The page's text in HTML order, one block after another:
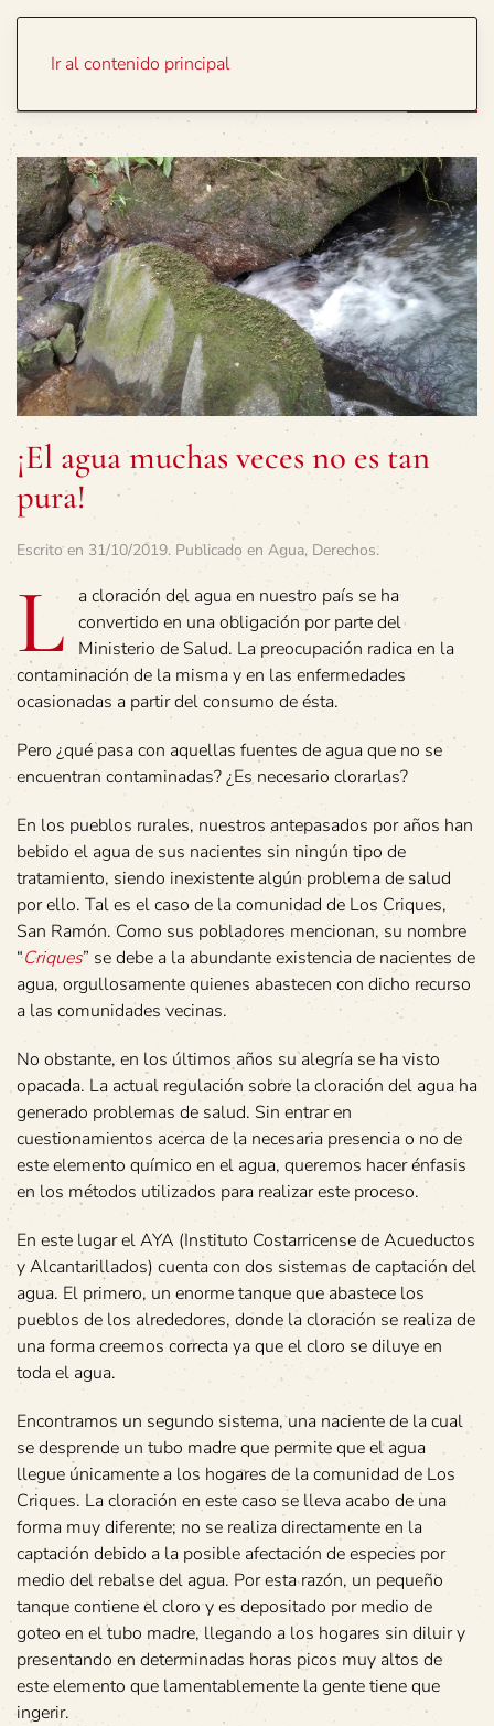
Ir al contenido principal
¡El agua muchas veces no es tan
pura!
Escrito en 31/10/2019. Publicado en Agua, Derechos.
L
a cloración del agua en nuestro país se ha
convertido en una obligación por parte del
Ministerio de Salud. La preocupación radica en la
contaminación de la misma y en las enfermedades
ocasionadas a partir del consumo de ésta.
Pero ¿qué pasa con aquellas fuentes de agua que no se
encuentran contaminadas? ¿Es necesario clorarlas?
En los pueblos rurales, nuestros antepasados por años han
bebido el agua de sus nacientes sin ningún tipo de
tratamiento, siendo inexistente algún problema de salud
por ello. Tal es el caso de la comunidad de Los Criques,
San Ramón. Como sus pobladores mencionan, su nombre
“Criques” se debe a la abundante existencia de nacientes de
agua, orgullosamente quienes abastecen con dicho recurso
a las comunidades vecinas.
No obstante, en los últimos años su alegría se ha visto
opacada. La actual regulación sobre la cloración del agua ha
generado problemas de salud. Sin entrar en
cuestionamientos acerca de la necesaria presencia o no de
este elemento químico en el agua, queremos hacer énfasis
en los métodos utilizados para realizar este proceso.
En este lugar el AYA (Instituto Costarricense de Acueductos
y Alcantarillados) cuenta con dos sistemas de captación del
agua. El primero, un enorme tanque que abastece los
pueblos de los alrededores, donde la cloración se realiza de
una forma creemos correcta ya que el cloro se diluye en
toda el agua.
Encontramos un segundo sistema, una naciente de la cual
se desprende un tubo madre que permite que el agua
llegue únicamente a los hogares de la comunidad de Los
Criques. La cloración en este caso se lleva acabo de una
forma muy diferente; no se realiza directamente en la
captación debido a la posible afectación de especies por
medio del rebalse del agua. Por esta razón, un pequeño
tanque contiene el cloro y es depositado por medio de
goteo en el tubo madre, llegando a los hogares sin diluir y
presentando en determinadas horas picos muy altos de
este elemento que lamentablemente la gente tiene que
ingerir.